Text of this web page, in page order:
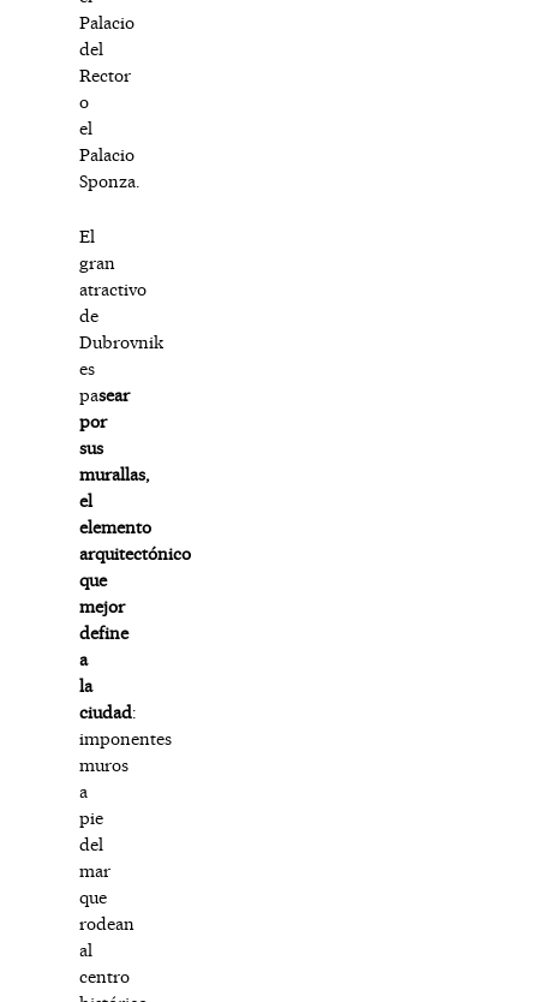
Palacio
del
Rector
o
el
Palacio
Sponza.
El
gran
atractivo
de
Dubrovnik
es
pasear
por
sus
murallas,
el
elemento
arquitectónico
que
mejor
define
a
la
ciudad:
imponentes
muros
a
pie
del
mar
que
rodean
al
centro